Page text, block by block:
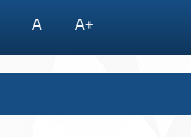
A A+